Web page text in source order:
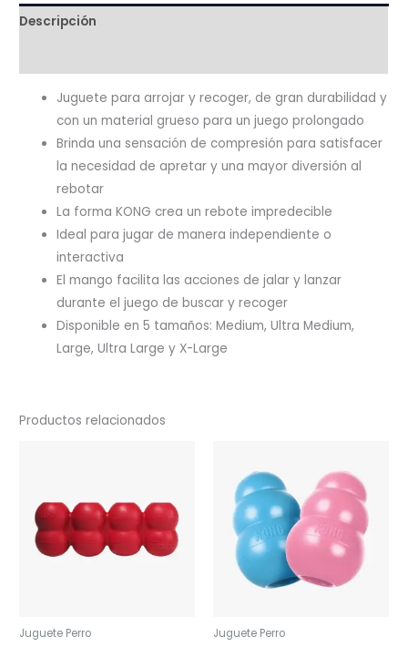
Descripción
Juguete para arrojar y recoger, de gran durabilidad y
con un material grueso para un juego prolongado
Brinda una sensación de compresión para satisfacer
la necesidad de apretar y una mayor diversión al
rebotar
La forma KONG crea un rebote impredecible
Ideal para jugar de manera independiente o
interactiva
El mango facilita las acciones de jalar y lanzar
durante el juego de buscar y recoger
Disponible en 5 tamaños: Medium, Ultra Medium,
Large, Ultra Large y X-Large
Productos relacionados
Juguete Perro Juguete Perro